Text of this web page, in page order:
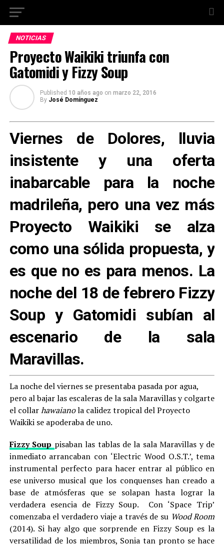
NOTICIAS
Proyecto Waikiki triunfa con
Gatomidi y Fizzy Soup
Published 10 años ago on marzo 22, 2016
By José Domínguez
Viernes de Dolores, lluvia
insistente y una oferta
inabarcable para la noche
madrileña, pero una vez más
Proyecto Waikiki se alza
como una sólida propuesta, y
es que no es para menos. La
noche del 18 de febrero Fizzy
Soup y Gatomidi subían al
escenario de la sala
Maravillas.
La noche del viernes se presentaba pasada por agua,
pero al bajar las escaleras de la sala Maravillas y colgarte
el collarhawaianola calidez tropical del Proyecto
Waikiki se apoderaba de uno.
Fizzy Soup pisaban las tablas de la sala Maravillas y de
inmediato arrancaban con ‘Electric Wood O.S.T.’, tema
instrumental perfecto para hacer entrar al público en
ese universo musical que los conquenses han creado a
base de atmósferas que se solapan hasta lograr la
verdadera esencia de Fizzy Soup. Con ‘Space Trip’
comenzaba el verdadero viaje a través de su Wood Room
(2014). Si hay algo que sorprende en Fizzy Soup es la
versatilidad de los miembros, Sonia tan pronto se hace